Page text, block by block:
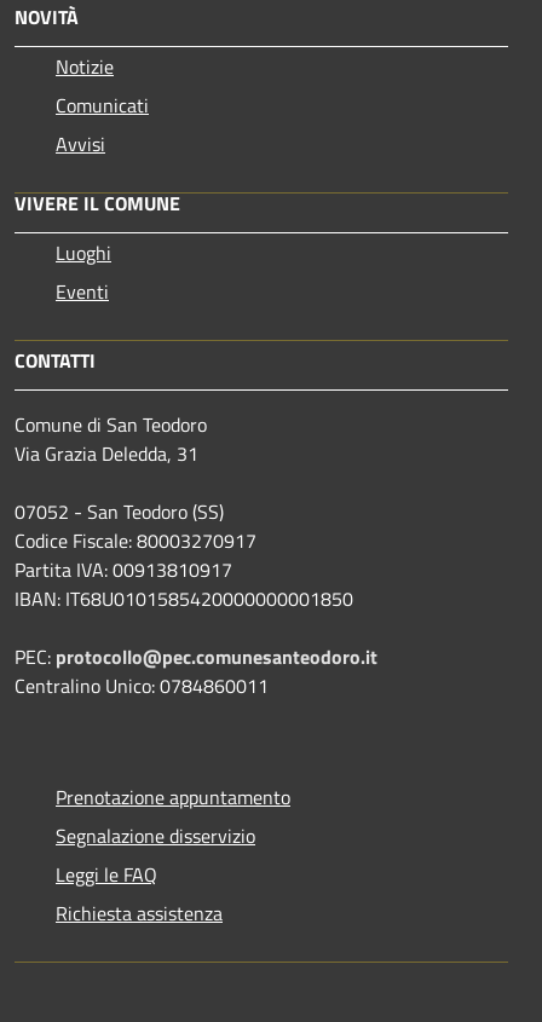
NOVITÀ
Notizie
Comunicati
Avvisi
VIVERE IL COMUNE
Luoghi
Eventi
CONTATTI
Comune di San Teodoro
Via Grazia Deledda, 31
07052 - San Teodoro (SS)
Codice Fiscale: 80003270917
Partita IVA: 00913810917
IBAN: IT68U0101585420000000001850
PEC: protocollo@pec.comunesanteodoro.it
Centralino Unico: 0784860011
Prenotazione appuntamento
Segnalazione disservizio
Leggi le FAQ
Richiesta assistenza